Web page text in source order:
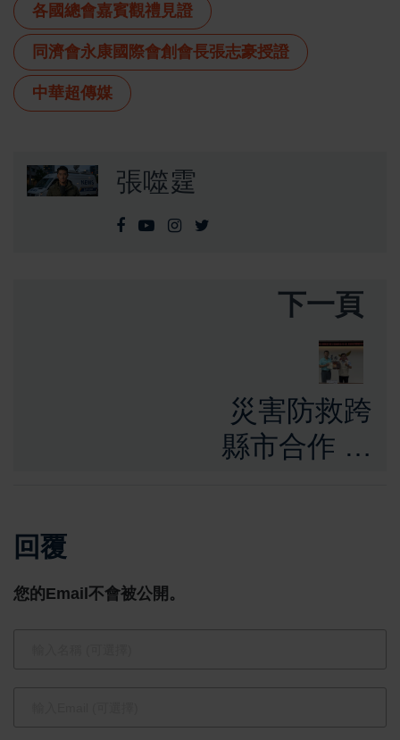
各國總會嘉賓觀禮見證
同濟會永康國際會創會長張志豪授證
中華超傳媒
張噬霆
下一頁
災害防救跨
縣市合作 嘉
回覆
您的Email不會被公開。